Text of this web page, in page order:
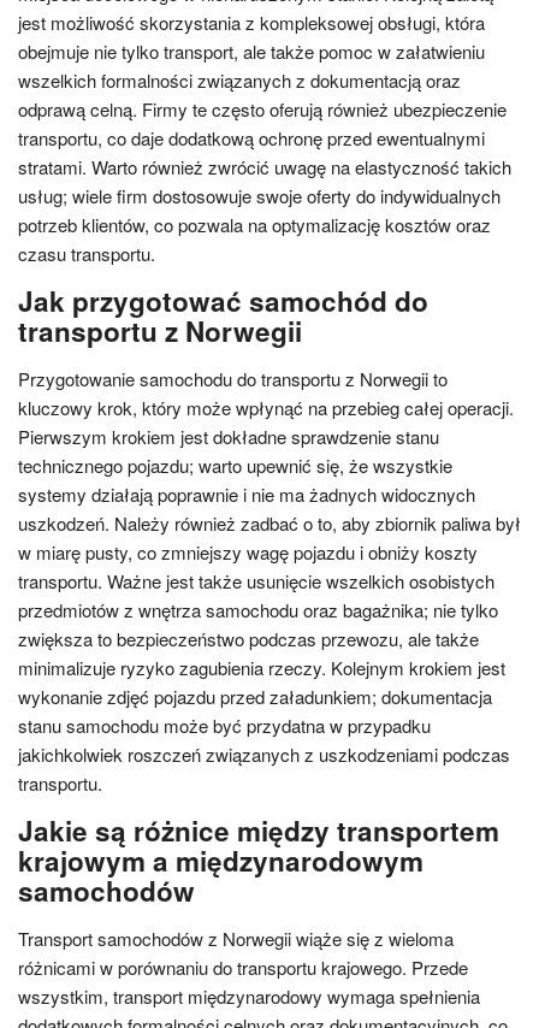
jest możliwość skorzystania z kompleksowej obsługi, która
obejmuje nie tylko transport, ale także pomoc w załatwieniu
wszelkich formalności związanych z dokumentacją oraz
odprawą celną. Firmy te często oferują również ubezpieczenie
transportu, co daje dodatkową ochronę przed ewentualnymi
stratami. Warto również zwrócić uwagę na elastyczność takich
usług; wiele firm dostosowuje swoje oferty do indywidualnych
potrzeb klientów, co pozwala na optymalizację kosztów oraz
czasu transportu.
Jak przygotować samochód do
transportu z Norwegii
Przygotowanie samochodu do transportu z Norwegii to
kluczowy krok, który może wpłynąć na przebieg całej operacji.
Pierwszym krokiem jest dokładne sprawdzenie stanu
technicznego pojazdu; warto upewnić się, że wszystkie
systemy działają poprawnie i nie ma żadnych widocznych
uszkodzeń. Należy również zadbać o to, aby zbiornik paliwa był
w miarę pusty, co zmniejszy wagę pojazdu i obniży koszty
transportu. Ważne jest także usunięcie wszelkich osobistych
przedmiotów z wnętrza samochodu oraz bagażnika; nie tylko
zwiększa to bezpieczeństwo podczas przewozu, ale także
minimalizuje ryzyko zagubienia rzeczy. Kolejnym krokiem jest
wykonanie zdjęć pojazdu przed załadunkiem; dokumentacja
stanu samochodu może być przydatna w przypadku
jakichkolwiek roszczeń związanych z uszkodzeniami podczas
transportu.
Jakie są różnice między transportem
krajowym a międzynarodowym
samochodów
Transport samochodów z Norwegii wiąże się z wieloma
różnicami w porównaniu do transportu krajowego. Przede
wszystkim, transport międzynarodowy wymaga spełnienia